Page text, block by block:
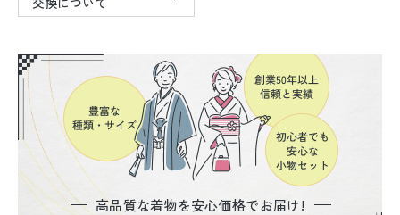
高品質な着物を安心価格でお届け!